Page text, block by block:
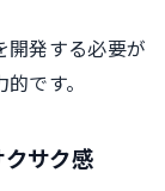
開発する必要が
です。
サク感